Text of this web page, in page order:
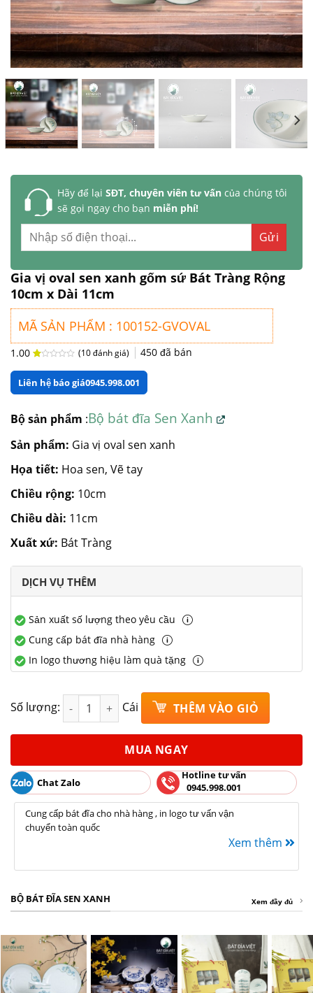
Hãy để lại SĐT, chuyên viên tư vấncủa chúng tôi
sẽ gọi ngay cho bạn miễn phí!
Gia vị oval sen xanh gốm sứ Bát Tràng Rộng
10cm x Dài 11cm
MÃ SẢN PHẨM : 100152-GVOVAL
1.00
5
giá
(10đánh giá) 450đã bán
Liên hệ báo giá0945.998.001
Bộ sản phẩm :Bộ bát đĩa Sen Xanh
Sản phẩm: Gia vị oval sen xanh
Họa tiết: Hoa sen, Vẽ tay
Chiều rộng: 10cm
Chiều dài: 11cm
Xuất xứ: Bát Tràng
DỊCH VỤ THÊM
Sản xuất số lượng theo yêu cầu
Cung cấp bát đĩa nhà hàng
In logo thương hiệu làm quà tặng
Số lượng: Gia vị oval sen xanh gốm sứ Bát Tràng Rộng 10cm
Cái THÊM VÀO GIỎ
MUA NGAY
Chat Zalo
Hotline tư vấn
0945.998.001
Cung cấp bát đĩa cho nhà hàng , in logo tư vấn vận
chuyển toàn quốc
Xem thêm
BỘ BÁT ĐĨA SEN XANH Xem đầy đủ